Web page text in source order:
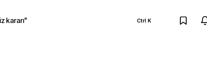
kararı" Ctrl K